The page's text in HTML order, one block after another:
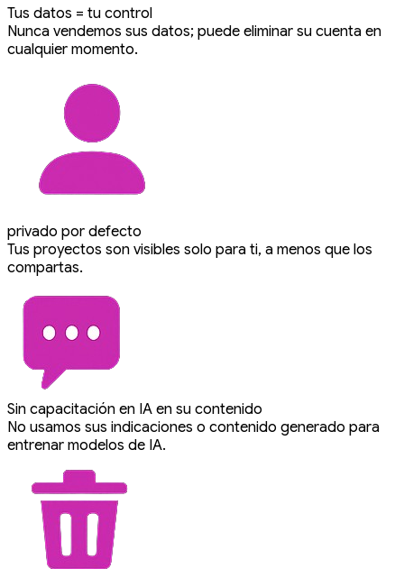
Tus datos = tu control
Nunca vendemos sus datos; puede eliminar su cuenta en
cualquier momento.
privado por defecto
Tus proyectos son visibles solo para ti, a menos que los
compartas.
Sin capacitación en IA en su contenido
No usamos sus indicaciones o contenido generado para
entrenar modelos de IA.